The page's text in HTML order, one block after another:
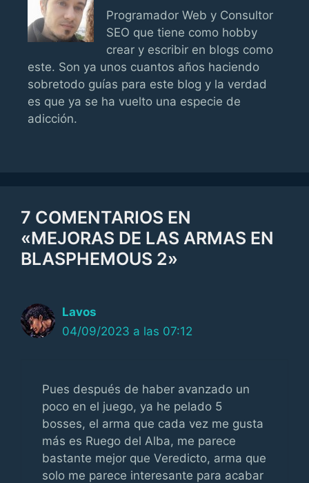
Programador Web y Consultor
SEO que tiene como hobby
crear y escribir en blogs como
este. Son ya unos cuantos años haciendo
sobretodo guías para este blog y la verdad
es que ya se ha vuelto una especie de
adicción.
7 COMENTARIOS EN
«MEJORAS DE LAS ARMAS EN
BLASPHEMOUS 2»
Lavos
04/09/2023 a las 07:12
Pues después de haber avanzado un
poco en el juego, ya he pelado 5
bosses, el arma que cada vez me gusta
más es Ruego del Alba, me parece
bastante mejor que Veredicto, arma que
solo me parece interesante para acabar